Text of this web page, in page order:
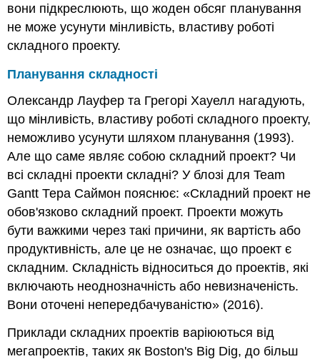
вони підкреслюють, що жоден обсяг планування
не може усунути мінливість, властиву роботі
складного проекту.
Планування складності
Олександр Лауфер та Грегорі Хауелл нагадують,
що мінливість, властиву роботі складного проекту,
неможливо усунути шляхом планування (1993).
Але що саме являє собою складний проект? Чи
всі складні проекти складні? У блозі для Team
Gantt Тера Саймон пояснює: «Складний проект не
обов'язково складний проект. Проекти можуть
бути важкими через такі причини, як вартість або
продуктивність, але це не означає, що проект є
складним. Складність відноситься до проектів, які
включають неоднозначність або невизначеність.
Вони оточені непередбачуваністю» (2016).
Приклади складних проектів варіюються від
мегапроектів, таких як Boston's Big Dig, до більш